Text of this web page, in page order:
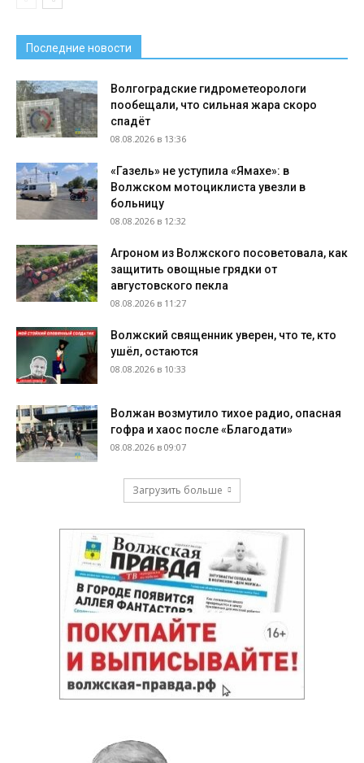
Последние новости
Волгоградские гидрометеорологи
пообещали, что сильная жара скоро
спадёт
08.08.2026 в 13:36
«Газель» не уступила «Ямахе»: в
Волжском мотоциклиста увезли в
больницу
08.08.2026 в 12:32
Агроном из Волжского посоветовала, как
защитить овощные грядки от
августовского пекла
08.08.2026 в 11:27
Волжский священник уверен, что те, кто
ушёл, остаются
08.08.2026 в 10:33
Волжан возмутило тихое радио, опасная
гофра и хаос после «Благодати»
08.08.2026 в 09:07
Загрузить больше